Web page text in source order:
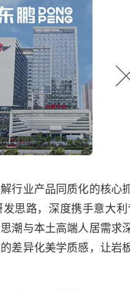
行业产品同质化的核心
思路，深度携手意大
潮与本土高端人居需求
差异化美学质感，让岩